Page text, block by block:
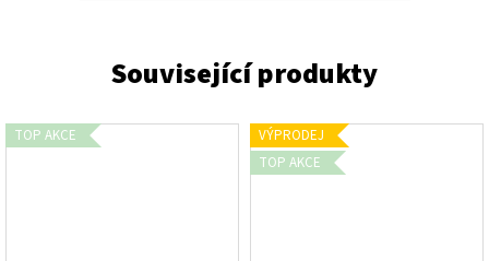
TOP AKCE
VÝPRODEJ
TOP AKCE